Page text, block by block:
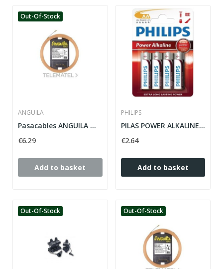
Out-Of-Stock
ANGUILA
Pasacables ANGUILA MAX 4mm nylon salmón 7m
€6.29
Add to basket
PHILIPS
PILAS POWER ALKALINE AA PHILIPS
€2.64
Add to basket
Out-Of-Stock Out-Of-Stock